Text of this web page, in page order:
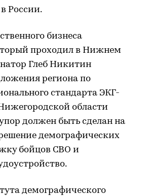
России.
бизнеса
проходил в Нижнем
Глеб Никитин
региона по
стандарта ЭКГ-
области
должен быть сделан на
демографических
бойцов СВО и
демографического